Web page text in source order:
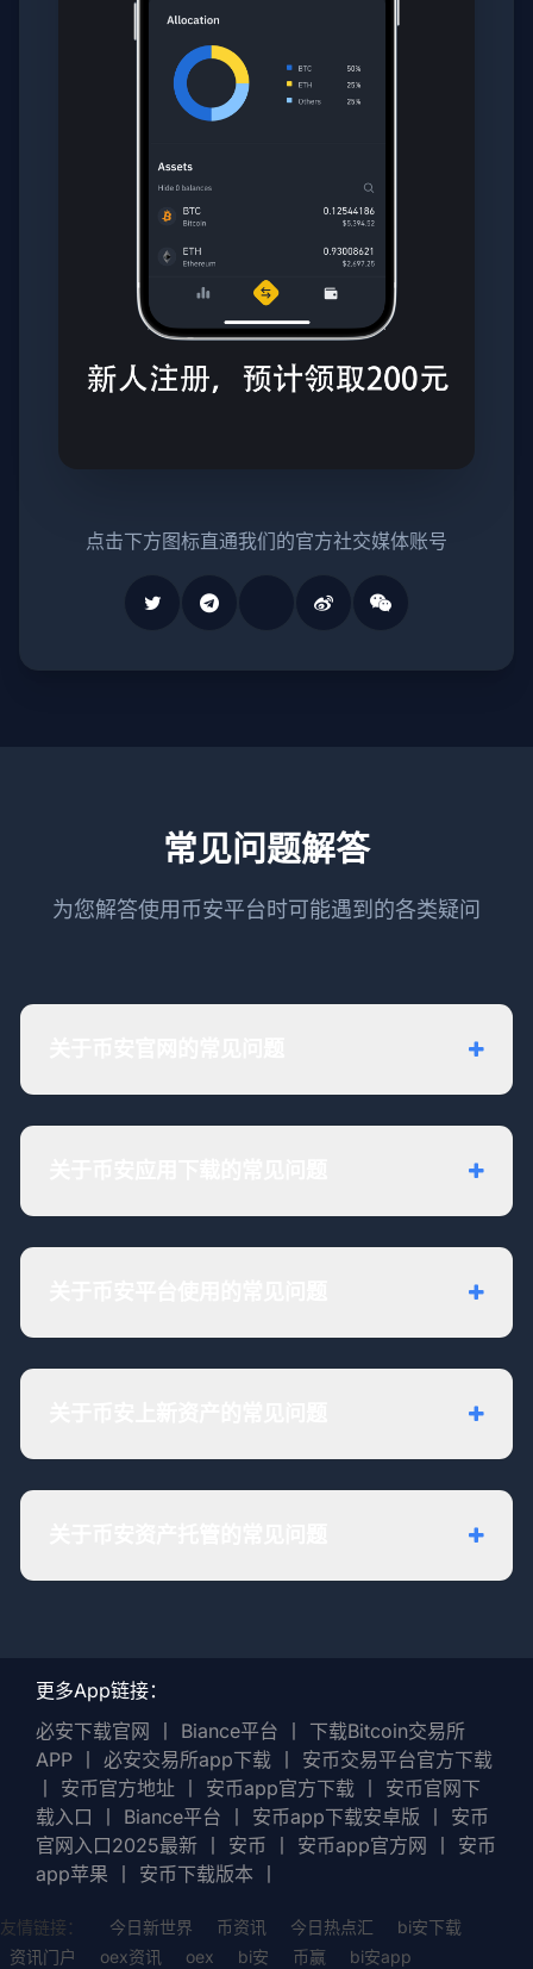
点击下方图标直通我们的官方社交媒体账号
常见问题解答
为您解答使用币安平台时可能遇到的各类疑问
更多App链接：
必安下载官网
Biance平台
下载Bitcoin交易所
APP
必安交易所app下载
安币交易平台官方下载
安币官方地址 安币app官方下载
安币官网下
载入口
Biance平台 安币app下载安卓版
安币
官网入口2025最新
安币 安币app官方网
安币
app苹果
安币下载版本
友情链接： 今日新世界 币资讯 今日热点汇
bi安下载
资讯门户
oex资讯 oex bi安 币赢
bi安app